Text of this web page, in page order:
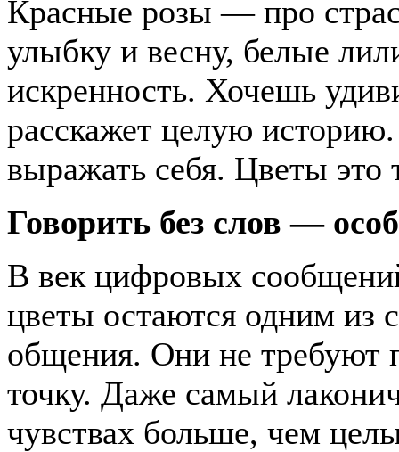
Красные розы — про
улыбку и весну, белые
искренность. Хочешь
расскажет целую
выражать себя. Цветы это
Говорить без слов —
В век цифровых
цветы остаются одним из
общения. Они не требуют
точку. Даже самый
чувствах больше, чем